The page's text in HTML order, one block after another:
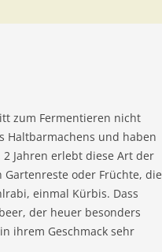
zum Fermentieren nicht
Haltbarmachens und haben
Jahren erlebt diese Art der
oder Früchte, die
einmal Kürbis. Dass
der heuer besonders
ihrem Geschmack sehr